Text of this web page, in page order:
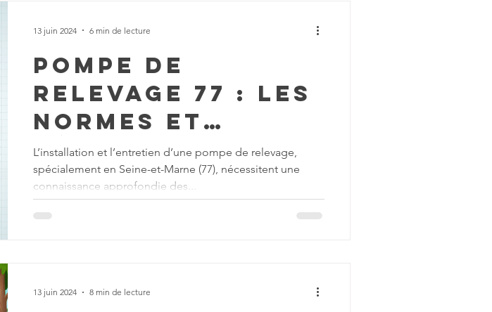
Pompe de
relevage 77 : les
normes et
réglementations
à connaître
impérativement
L’installation et l’entretien d’une pompe de relevage,
spécialement en Seine-et-Marne (77), nécessitent une
connaissance approfondie des...
13 juin 2024 6 min de lecture
13 juin 2024 8 min de lecture